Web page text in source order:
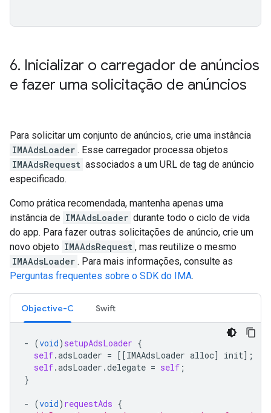
6. Inicializar o carregador de anúncios
e fazer uma solicitação de anúncios
Para solicitar um conjunto de anúncios, crie uma instância
IMAAdsLoader . Esse carregador processa objetos
IMAAdsRequest associados a um URL de tag de anúncio
especificado.
Como prática recomendada, mantenha apenas uma
instância de IMAAdsLoader durante todo o ciclo de vida
do app. Para fazer outras solicitações de anúncio, crie um
novo objeto IMAAdsRequest , mas reutilize o mesmo
IMAAdsLoader . Para mais informações, consulte as
Perguntas frequentes sobre o SDK do IMA.
Objective-C Swift
- (void) setupAdsLoader {
self.adsLoader = [[IMAAdsLoader alloc] init];
self.adsLoader .delegate = self ;
}
- (void) requestAds {